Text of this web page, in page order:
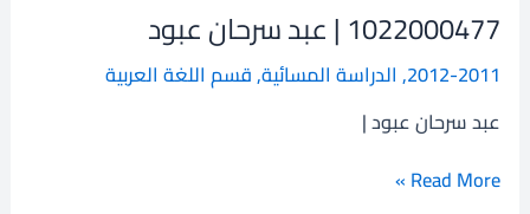
1022000477 | عبد سرحان عبود
2012-2011
, الدراسة المسائية,قسم اللغة العربية
عبد سرحان عبود |
1022000477
عبد
سرحان
عبود
Read More »